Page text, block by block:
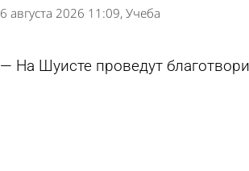
6 августа 2026 11:09 Учеба
На Шуисте проведут